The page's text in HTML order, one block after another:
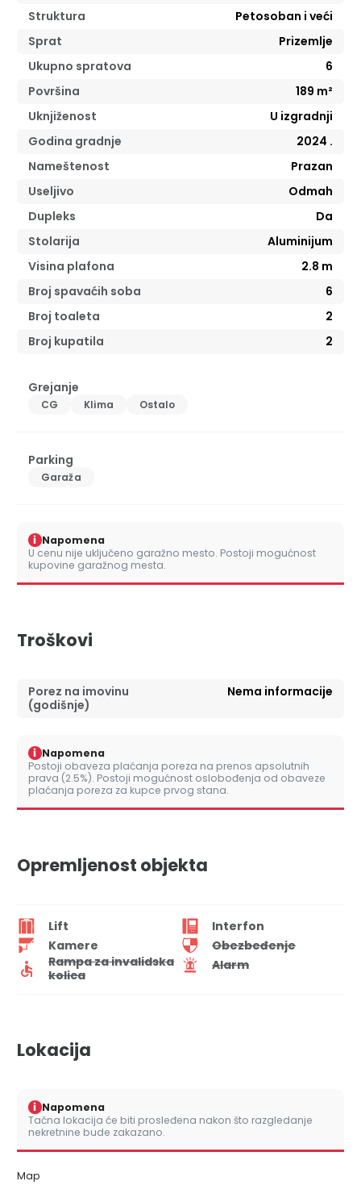
Struktura
Petosoban i veći
Sprat
Prizemlje
Ukupno spratova
6
Površina
189 m²
Uknjiženost
U izgradnji
Godina gradnje
2024 .
Nameštenost
Prazan
Useljivo
Odmah
Dupleks
Da
Stolarija
Aluminijum
Visina plafona
2.8 m
Broj spavaćih soba
6
Broj toaleta
2
Broj kupatila
2
Grejanje
CG Klima Ostalo
Parking
Garaža
i Napomena
U cenu nije uključeno garažno mesto. Postoji mogućnost
kupovine garažnog mesta.
Troškovi
Porez na imovinu
(godišnje)
Nema informacije
i Napomena
Postoji obaveza plaćanja poreza na prenos apsolutnih
prava (2.5%). Postoji mogućnost oslobođenja od obaveze
plaćanja poreza za kupce prvog stana.
Opremljenost objekta
Lift
Interfon
Kamere
Obezbeđenje
Rampa za invalidska
kolica
Alarm
Lokacija
i Napomena
Tačna lokacija će biti prosleđena nakon što razgledanje
nekretnine bude zakazano.
Map